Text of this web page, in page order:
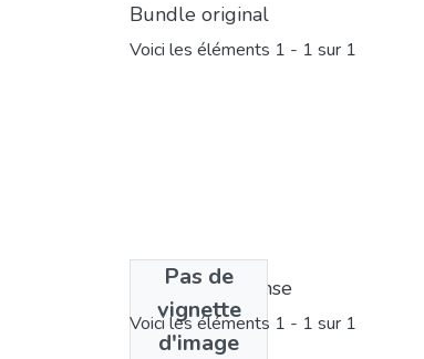
Bundle original
Voici les éléments 1 - 1 sur 1
Pas de
vignette
d'image
Bundle de license
Voici les éléments 1 - 1 sur 1